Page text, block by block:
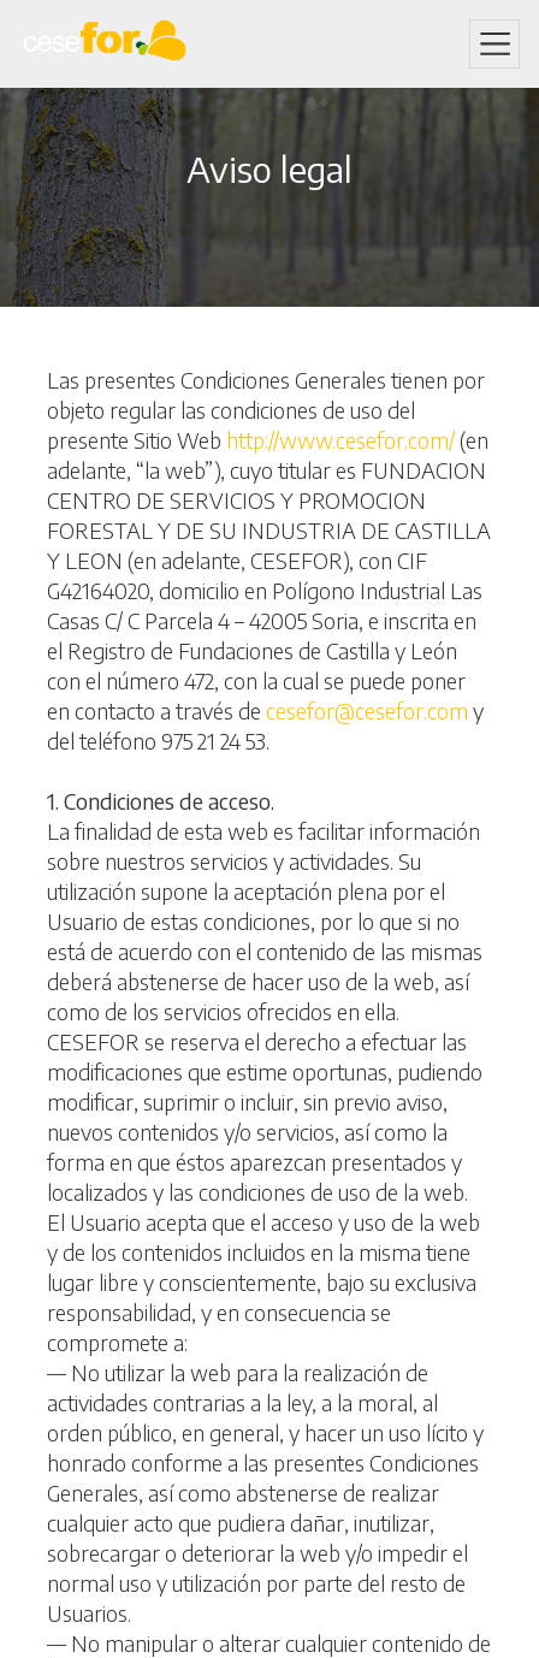
Skip
main
Aviso legal
Las presentes Condiciones Generales tienen por
objeto regular las condiciones de uso del
presente Sitio Web http://www.cesefor.com/(en
adelante, “la web”), cuyo titular es FUNDACION
CENTRO DE SERVICIOS Y PROMOCION
FORESTAL Y DE SU INDUSTRIA DE CASTILLA
Y LEON (en adelante, CESEFOR), con CIF
G42164020, domicilio en Polígono Industrial Las
Casas C/ C Parcela 4 – 42005 Soria, e inscrita en
el Registro de Fundaciones de Castilla y León
con el número 472, con la cual se puede poner
en contacto a través de cesefor@cesefor.com y
del teléfono 975 21 24 53.
1. Condiciones de acceso.
La finalidad de esta web es facilitar información
sobre nuestros servicios y actividades. Su
utilización supone la aceptación plena por el
Usuario de estas condiciones, por lo que si no
está de acuerdo con el contenido de las mismas
deberá abstenerse de hacer uso de la web, así
como de los servicios ofrecidos en ella.
CESEFOR se reserva el derecho a efectuar las
modificaciones que estime oportunas, pudiendo
modificar, suprimir o incluir, sin previo aviso,
nuevos contenidos y/o servicios, así como la
forma en que éstos aparezcan presentados y
localizados y las condiciones de uso de la web.
El Usuario acepta que el acceso y uso de la web
y de los contenidos incluidos en la misma tiene
lugar libre y conscientemente, bajo su exclusiva
responsabilidad, y en consecuencia se
compromete a:
— No utilizar la web para la realización de
actividades contrarias a la ley, a la moral, al
orden público, en general, y hacer un uso lícito y
honrado conforme a las presentes Condiciones
Generales, así como abstenerse de realizar
cualquier acto que pudiera dañar, inutilizar,
sobrecargar o deteriorar la web y/o impedir el
normal uso y utilización por parte del resto de
Usuarios.
— No manipular o alterar cualquier contenido de